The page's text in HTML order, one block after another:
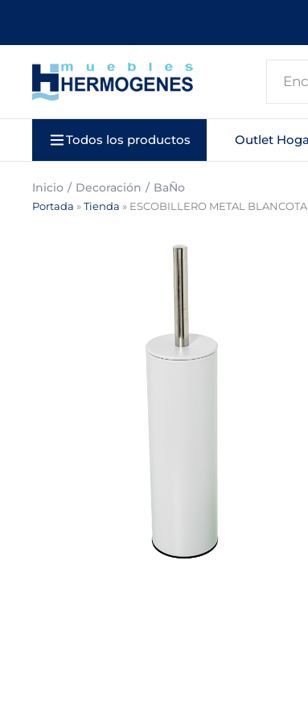
contenido
Todos los productos Outlet
Inicio Decoración BaÑo
Portada » Tienda » ESCOBILLERO METAL